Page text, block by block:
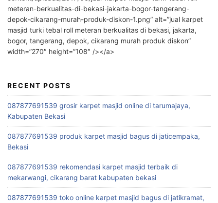
meteran-berkualitas-di-bekasi-jakarta-bogor-tangerang-
depok-cikarang-murah-produk-diskon-1.png” alt=”jual karpet
masjid turki tebal roll meteran berkualitas di bekasi, jakarta,
bogor, tangerang, depok, cikarang murah produk diskon”
width=”270″ height=”108″ /></a>
RECENT POSTS
087877691539 grosir karpet masjid online di tarumajaya,
Kabupaten Bekasi
087877691539 produk karpet masjid bagus di jaticempaka,
Bekasi
087877691539 rekomendasi karpet masjid terbaik di
mekarwangi, cikarang barat kabupaten bekasi
087877691539 toko online karpet masjid bagus di jatikramat,